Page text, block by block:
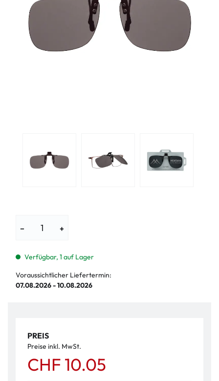
− +
Verfügbar, 1 auf Lager
Voraussichtlicher Liefertermin:
07.08.2026 - 10.08.2026
PREIS
Preise inkl. MwSt.
CHF 10.05